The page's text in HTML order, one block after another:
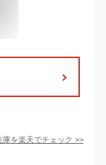
庫を楽天でチェック >>